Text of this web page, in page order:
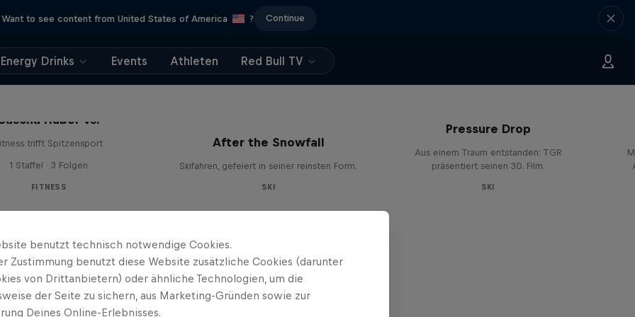
Want to see content from United States of America ? Continue
Energy Drinks Events Athleten Red Bull TV
Huber vs.
trifft Spitzensport
1 Staffel · 3 Folgen
FITNESS
After the Snowfall
Skifahren, gefeiert in seiner reinsten Form.
SKI
Pressure Drop
Aus einem Traum entstanden: TGR
präsentiert seinen 30. Film.
SKI
benutzt technisch notwendige Cookies.
Zustimmung benutzt diese Website zusätzliche Cookies (darunter
von Drittanbietern) oder ähnliche Technologien, um die
der Seite zu sichern, aus Marketing-Gründen sowie zur
Deines Online-Erlebnisses.